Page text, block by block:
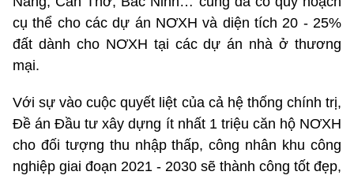
cụ thể cho các dự án NƠXH và diện tích 20 - 25%
đất dành cho NƠXH tại các dự án nhà ở thương
mại.
Với sự vào cuộc quyết liệt của cả hệ thống chính trị,
Đề án Đầu tư xây dựng ít nhất 1 triệu căn hộ NƠXH
cho đối tượng thu nhập thấp, công nhân khu công
nghiệp giai đoạn 2021 - 2030 sẽ thành công tốt đẹp,